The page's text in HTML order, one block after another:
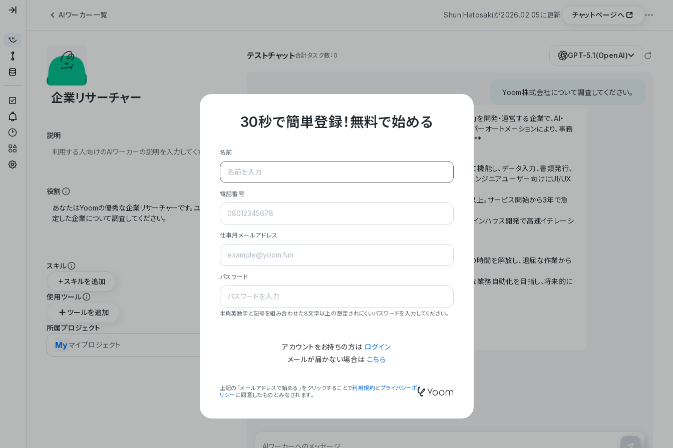
AIワーカー一覧 Shun Hatosakiが2026.02.05に更新 チャットページへ
説明
役割
スキル
スキルを追加
使用ツール
ツールを追加
所属プロジェクト
Myマイプロジェクト
テストチャット合計タスク数：0 GPT-5.1(OpenAI)
Yoom株式会社について調査してください。
**Yoom株式会社は、ビジネスオートメーションSaaS「Yoom」を開発・運営する企業で、AI・
API・RPA・OCRなどの技術をノーコードで組み合わせたハイパーオートメーションにより、事務
作業やデスクワークを自動化するサービスを提供しています。**
- **主力プロダクト「Yoom」**: SaaS連携データベースとして機能し、データ入力、書類発行、
メール対応、請求書処理、日報作成などの業務を自動化。非エンジニアユーザー向けにUI/UX
- **実績**: 国内利用社数20,000社超、直近成長率300%以上。サービス開始から3年で急
- **強み**: すべての自動化技術を1プラットフォームで完結。インハウス開発で高速イテレーシ
- **ミッション**: 「We Make Time」 – テクノロジーで人々の時間を解放し、退屈な作業から
- **ビジョン**: 「Global Business Automation」 – 世界的な業務自動化を目指し、将来的に
### 会社概要
30秒で簡単登録！無料で始める
名前
電話番号
仕事用メールアドレス
パスワード
半角英数字と記号を組み合わせた8文字以上の想定されにくいパスワードを入力してください。
アカウントをお持ちの方は ログイン
メールが届かない場合は こちら
上記の「メールアドレスで始める」をクリックすることで利用規約とプライバシーポ
リシー に同意したものとみなされます。